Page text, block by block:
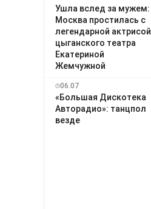
Ушла вслед за мужем:
Москва простилась с
легендарной актрисой
цыганского театра
Екатериной
Жемчужной
06.07
«Большая Дискотека
Авторадио»: танцпол
везде